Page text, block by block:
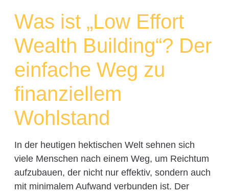
Was ist „Low Effort
Wealth Building“? Der
einfache Weg zu
finanziellem
Wohlstand
In der heutigen hektischen Welt sehnen sich
viele Menschen nach einem Weg, um Reichtum
aufzubauen, der nicht nur effektiv, sondern auch
mit minimalem Aufwand verbunden ist. Der